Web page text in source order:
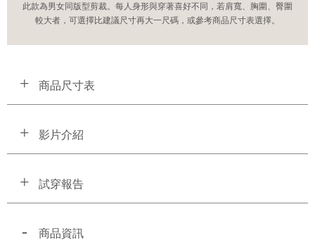
此款為男女同版型剪裁。每人身形與穿著喜好不同，若肩寬、胸圍、臀圍
較大者，可選擇比建議尺寸再大一尺碼，或參考商品尺寸表選擇。
商品尺寸表
影片介紹
試穿報告
商品資訊